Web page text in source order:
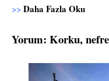
>> Daha Fazla Oku
Yorum: Korku,